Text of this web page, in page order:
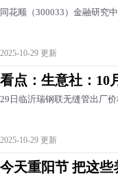
同花顺（300033）金融研究
2025-10-29 更新
看点：生意社：10
29日临沂瑞钢联无缝管出厂
2025-10-29 更新
今天重阳节 把这些